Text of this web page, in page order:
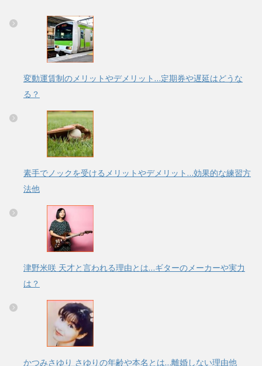
変動運賃制のメリットやデメリット…定期券や遅延はどうな
る？
素手でノックを受けるメリットやデメリット…効果的な練習方
法他
津野米咲 天才と言われる理由とは…ギターのメーカーや実力
は？
かつみさゆり さゆりの年齢や本名とは…離婚しない理由他